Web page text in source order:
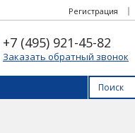
Регистрация
+7 (495) 921-45-82
Заказать обратный звонок